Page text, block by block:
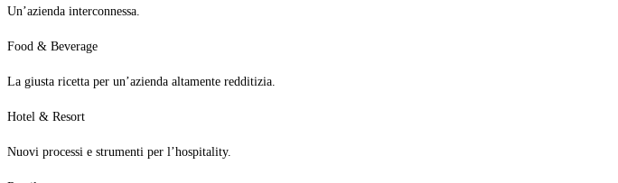
Un’azienda interconnessa.
Food & Beverage
La giusta ricetta per un’azienda altamente redditizia.
Hotel & Resort
Nuovi processi e strumenti per l’hospitality.